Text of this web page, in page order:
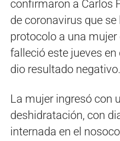
confirmaron a Carlos
de coronavirus que
protocolo a una mujer
falleció este jueves
dio resultado negativo.
La mujer ingresó con
deshidratación, con
internada en el